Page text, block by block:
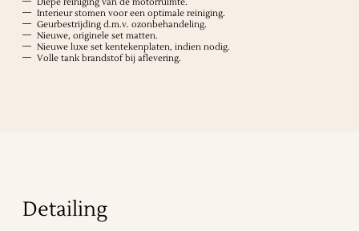
Interieur stomen voor een optimale reiniging.
Geurbestrijding d.m.v. ozonbehandeling.
Nieuwe, originele set matten.
Nieuwe luxe set kentekenplaten, indien nodig.
Volle tank brandstof bij aflevering.
Detailing